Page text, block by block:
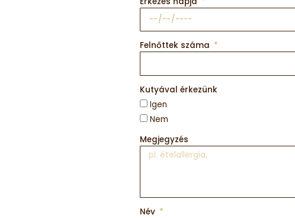
Felnőttek száma
Kutyával érkezünk
Igen
Nem
Megjegyzés
Név